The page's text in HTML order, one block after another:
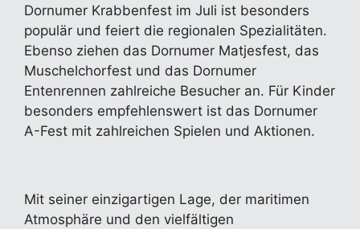
Dornumer Krabbenfest im Juli ist besonders
populär und feiert die regionalen Spezialitäten.
Ebenso ziehen das Dornumer Matjesfest, das
Muschelchorfest und das Dornumer
Entenrennen zahlreiche Besucher an. Für Kinder
besonders empfehlenswert ist das Dornumer
A-Fest mit zahlreichen Spielen und Aktionen.
Mit seiner einzigartigen Lage, der maritimen
Atmosphäre und den vielfältigen